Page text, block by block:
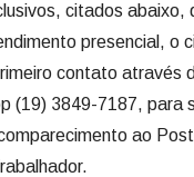
citados abaixo,
presencial, o
contato através
(19) 3849-7187, para
ao